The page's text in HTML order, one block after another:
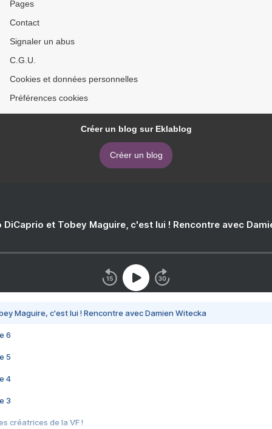
Pages
Contact
Signaler un abus
C.G.U.
Cookies et données personnelles
Préférences cookies
Créer un blog sur Eklablog
Créer un blog
DiCaprio et Tobey Maguire, c'est lui ! Rencontre avec
Maguire, c'est lui ! Rencontre avec Damien Witecka
6
5
4
3
créatrices de la VF !